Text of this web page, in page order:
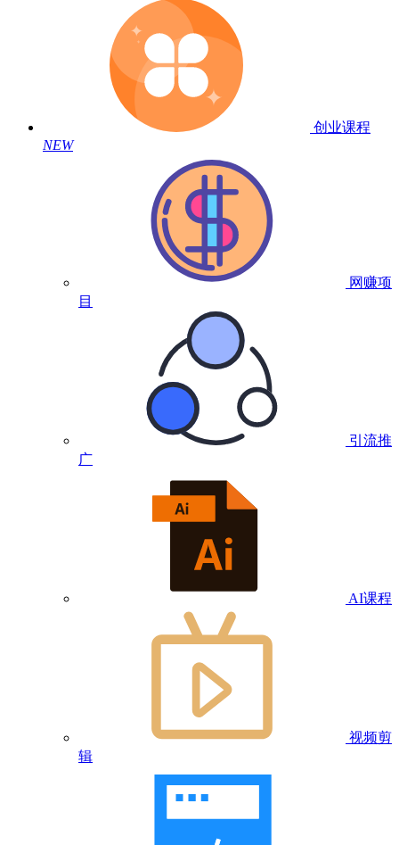
创业课程
NEW
网赚项
目
引流推
广
AI课程
视频剪
辑